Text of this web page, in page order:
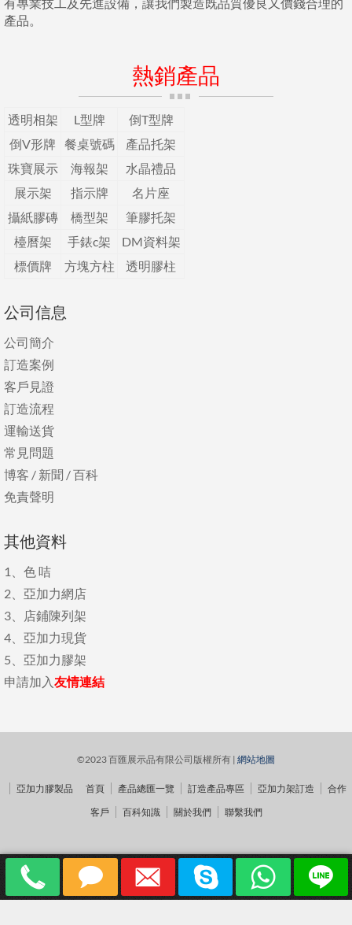
產品。
熱銷產品
透明相架 L型牌
倒T型牌
倒V形牌
餐桌號碼
產品托架
珠寶展示
海報架
水晶禮品
展示架
指示牌
名片座
攝紙膠磚
橋型架
筆膠托架
檯曆架
手錶c架
DM資料架
標價牌
方塊方柱 透明膠柱
公司信息
公司簡介
訂造案例
客戶見證
訂造流程
運輸送貨
常見問題
博客 / 新聞 /百科
免責聲明
其他資料
1、 色 咭
2、 亞加力網店
3、
店鋪陳列架
4、 亞加力現貨
5、 亞加力膠架
申請加入友情連結
©2023 百匯展示品有限公司版權所有 | 網站地圖
亞加力膠製品 首頁 產品總匯一覽 訂造產品專區 亞加力架訂造
合作
客戶
百科知識 關於我們 聯繫我們